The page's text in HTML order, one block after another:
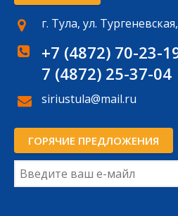
г. Тула, ул.
+7 (4872) 70-23-
7 (4872) 25-37-04
siriustula@mail.ru
ГОРЯЧИЕ ПРЕДЛОЖЕНИЯ